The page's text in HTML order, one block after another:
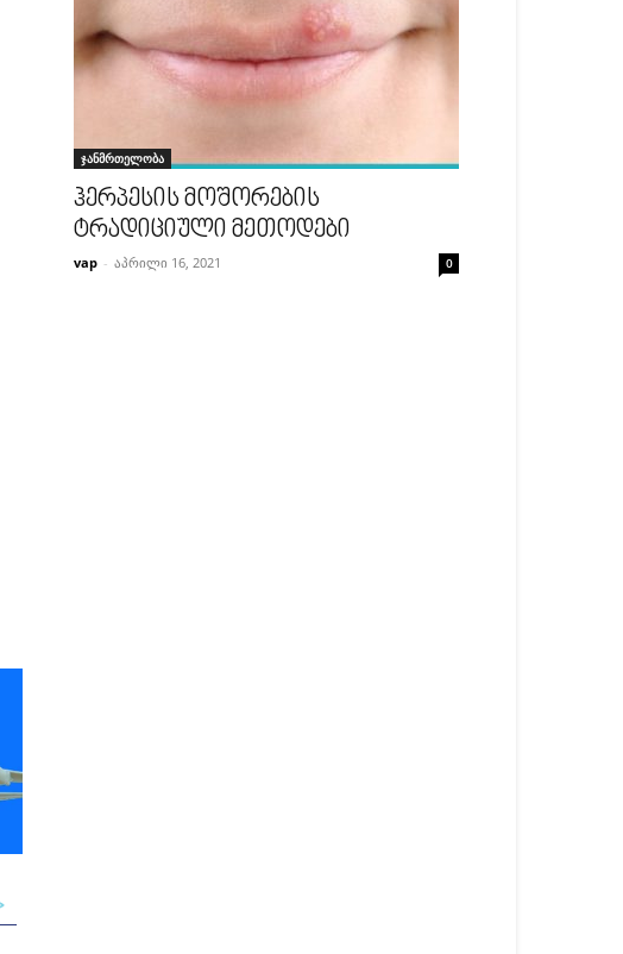
ჯანმრთელობა
ჰერპესის მოშორების
ტრადიციული მეთოდები
vap - აპრილი 16, 2021 0